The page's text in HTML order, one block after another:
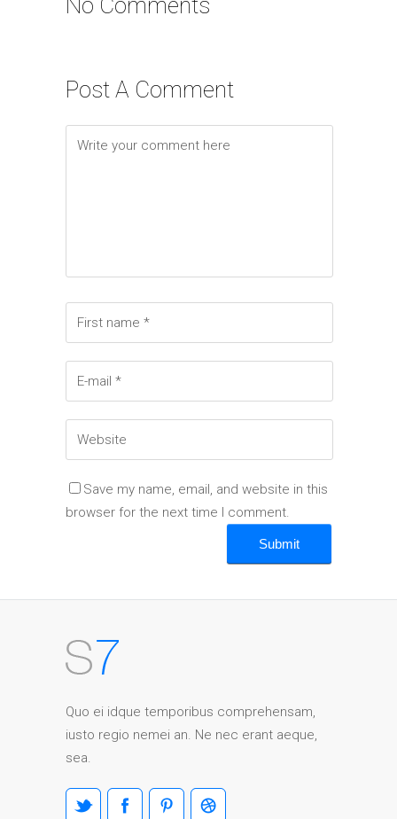
No Comments
Post A Comment
Save my name, email, and website in this
browser for the next time I comment.
Quo ei idque temporibus comprehensam,
iusto regio nemei an. Ne nec erant aeque,
sea.